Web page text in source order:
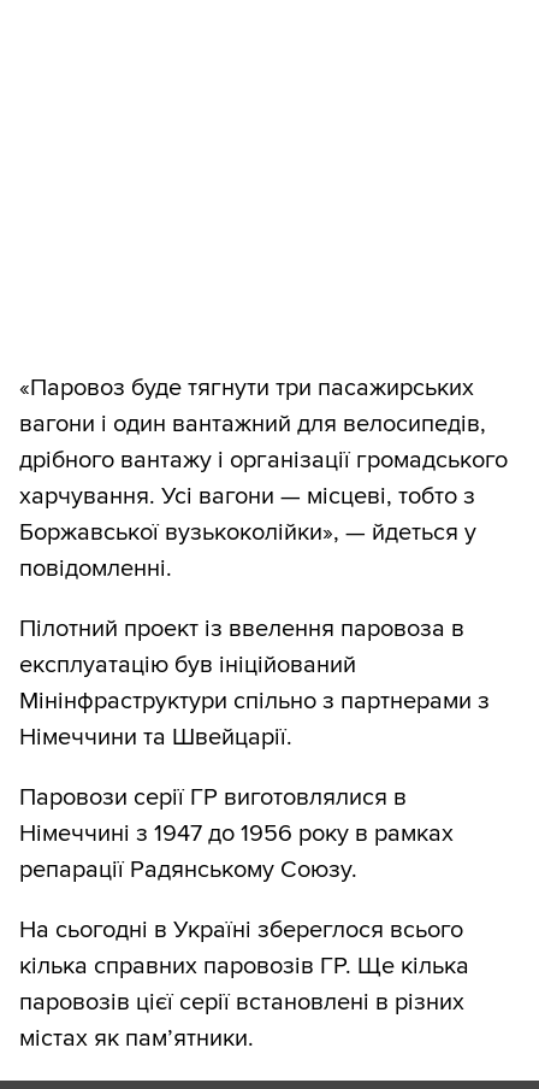
«Паровоз буде тягнути три пасажирських
вагони і один вантажний для велосипедів,
дрібного вантажу і організації громадського
харчування. Усі вагони — місцеві, тобто з
Боржавської вузькоколійки», — йдеться у
повідомленні.
Пілотний проект із ввелення паровоза в
експлуатацію був ініційований
Мінінфраструктури спільно з партнерами з
Німеччини та Швейцарії.
Паровози серії ГР виготовлялися в
Німеччині з 1947 до 1956 року в рамках
репарації Радянському Союзу.
На сьогодні в Україні збереглося всього
кілька справних паровозів ГР. Ще кілька
паровозів цієї серії встановлені в різних
містах як пам’ятники.